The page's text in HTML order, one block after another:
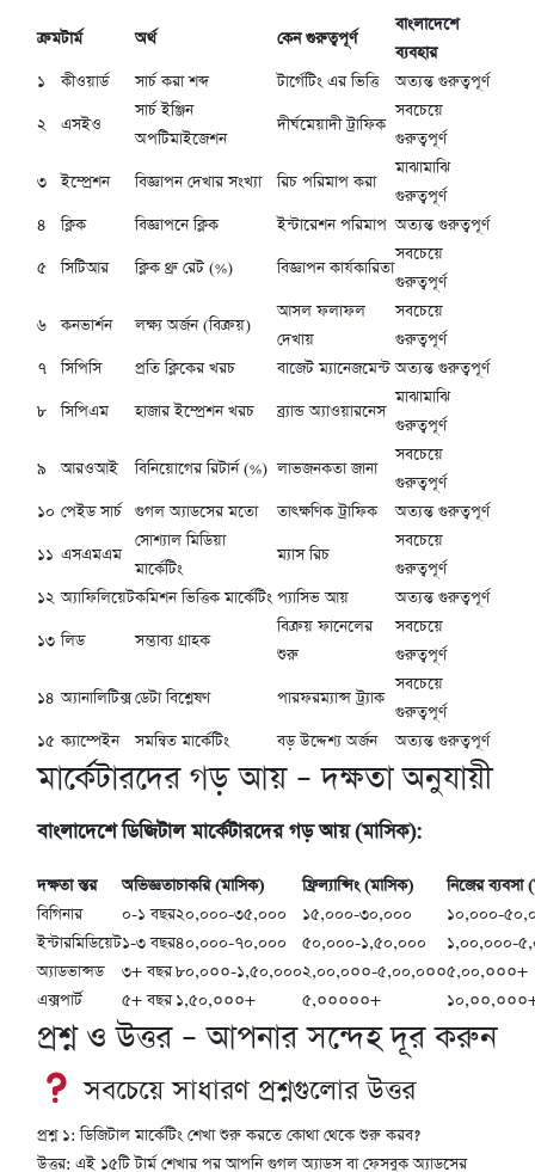
ক্রমটার্ম অর্থ কেন গুরুত্বপূর্ণ
বাংলাদেশে
ব্যবহার
১
কীওয়ার্ড সার্চ করা শব্দ টার্গেটিং এর ভিত্তি
অত্যন্ত গুরুত্বপূর্ণ
২
এসইও
সার্চ ইঞ্জিন
অপটিমাইজেশন
দীর্ঘমেয়াদী ট্রাফিক
সবচেয়ে
গুরুত্বপূর্ণ
৩
ইম্প্রেশন বিজ্ঞাপন দেখার সংখ্যা রিচ পরিমাপ করা
মাঝামাঝি
গুরুত্বপূর্ণ
৪
ক্লিক বিজ্ঞাপনে ক্লিক ইন্টারেশন পরিমাপ অত্যন্ত গুরুত্বপূর্ণ
৫
সিটিআর ক্লিক থ্রু রেট (%) বিজ্ঞাপন কার্যকারিতা
সবচেয়ে
গুরুত্বপূর্ণ
৬
কনভার্শন লক্ষ্য অর্জন (বিক্রয়)
আসল ফলাফল
দেখায়
সবচেয়ে
গুরুত্বপূর্ণ
৭
সিপিসি প্রতি ক্লিকের খরচ বাজেট ম্যানেজমেন্ট অত্যন্ত গুরুত্বপূর্ণ
৮
সিপিএম হাজার ইম্প্রেশন খরচ ব্র্যান্ড অ্যাওয়ারনেস
মাঝামাঝি
গুরুত্বপূর্ণ
৯
আরওআই বিনিয়োগের রিটার্ন (%) লাভজনকতা জানা
সবচেয়ে
গুরুত্বপূর্ণ
১০ পেইড সার্চ গুগল অ্যাডসের মতো তাৎক্ষণিক ট্রাফিক
অত্যন্ত গুরুত্বপূর্ণ
১১ এসএমএম
সোশ্যাল মিডিয়া
মার্কেটিং
ম্যাস রিচ
সবচেয়ে
গুরুত্বপূর্ণ
১২ অ্যাফিলিয়েটকমিশন ভিত্তিক মার্কেটিং প্যাসিভ আয়
অত্যন্ত গুরুত্বপূর্ণ
১৩ লিড সম্ভাব্য গ্রাহক
বিক্রয় ফানেলের
শুরু
সবচেয়ে
গুরুত্বপূর্ণ
১৪ অ্যানালিটিক্সডেটা বিশ্লেষণ পারফরম্যান্স ট্র্যাক
সবচেয়ে
গুরুত্বপূর্ণ
১৫ ক্যাম্পেইন সমন্বিত মার্কেটিং বড় উদ্দেশ্য অর্জন অত্যন্ত গুরুত্বপূর্ণ
মার্কেটারদের গড় আয় – দক্ষতা অনুযায়ী
বাংলাদেশে ডিজিটাল মার্কেটারদের গড় আয় (মাসিক):
দক্ষতা স্তর অভিজ্ঞতাচাকরি (মাসিক) ফ্রিল্যান্সিং (মাসিক)
নিজের ব্যবসা
বিগিনার
০-১ বছর২০,০০০-৩৫,০০০ ১৫,০০০-৩০,০০০
১০,০০০-
ইন্টারমিডিয়েট১-৩ বছর৪০,০০০-৭০,০০০ ৫০,০০০-১,৫০,০০০
১,০০,০০০-
অ্যাডভান্সড
৩+ বছর৮০,০००-১,৫০,০০০২,০০,০००-৫,০০,০००৫,০০,०००+
এক্সপার্ট
৫+ বছর ১,৫০,०००+ ৫,०००००+
প্রশ্ন ও উত্তর – আপনার সন্দেহ দূর করুন
সবচেয়ে সাধারণ প্রশ্নগুলোর উত্তর
প্রশ্ন ১: ডিজিটাল মার্কেটিং শেখা শুরু করতে কোথা থেকে শুরু করব?
উত্তর: এই ১৫টি টার্ম শেখার পর আপনি গুগল অ্যাডস বা ফেসবুক অ্যাডসের